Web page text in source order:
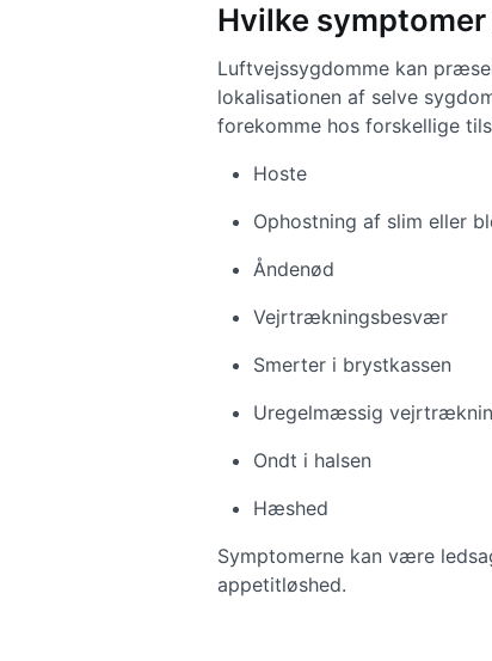
Hvilke
Luftvejssygdomme kan
lokalisationen af selve
forekomme hos forskellige
Hoste
Ophostning af slim eller
Åndenød
Vejrtrækningsbesvær
Smerter i brystkassen
Uregelmæssig
Ondt i halsen
Hæshed
Symptomerne kan være
appetitløshed.